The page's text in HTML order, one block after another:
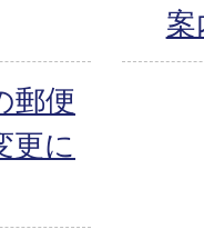
案
郵便
更に